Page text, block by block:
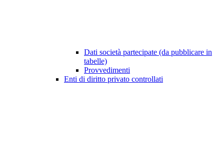
Dati società partecipate (da pubblicare in
tabelle)
Provvedimenti
Enti di diritto privato controllati